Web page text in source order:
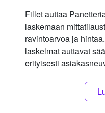
Fillet auttaa
laskemaan
ravintoarvoa ja
laskelmat auttavat
erityisesti